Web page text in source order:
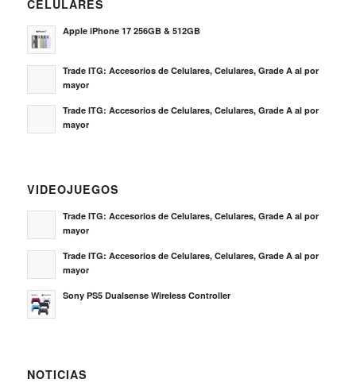
CELULARES
Apple iPhone 17 256GB & 512GB
Trade ITG: Accesorios de Celulares, Celulares, Grade A al por
mayor
Trade ITG: Accesorios de Celulares, Celulares, Grade A al por
mayor
VIDEOJUEGOS
Trade ITG: Accesorios de Celulares, Celulares, Grade A al por
mayor
Trade ITG: Accesorios de Celulares, Celulares, Grade A al por
mayor
Sony PS5 Dualsense Wireless Controller
NOTICIAS